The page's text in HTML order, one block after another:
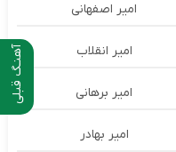
آهنـگ قبلی
امیر اصفهانی
امیر انقلاب
امیر برهانی
امیر بهادر